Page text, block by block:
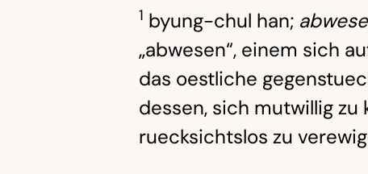
1 byung-chul han;
„abwesen“, einem sich
das oestliche
dessen, sich mutwillig
ruecksichtslos zu